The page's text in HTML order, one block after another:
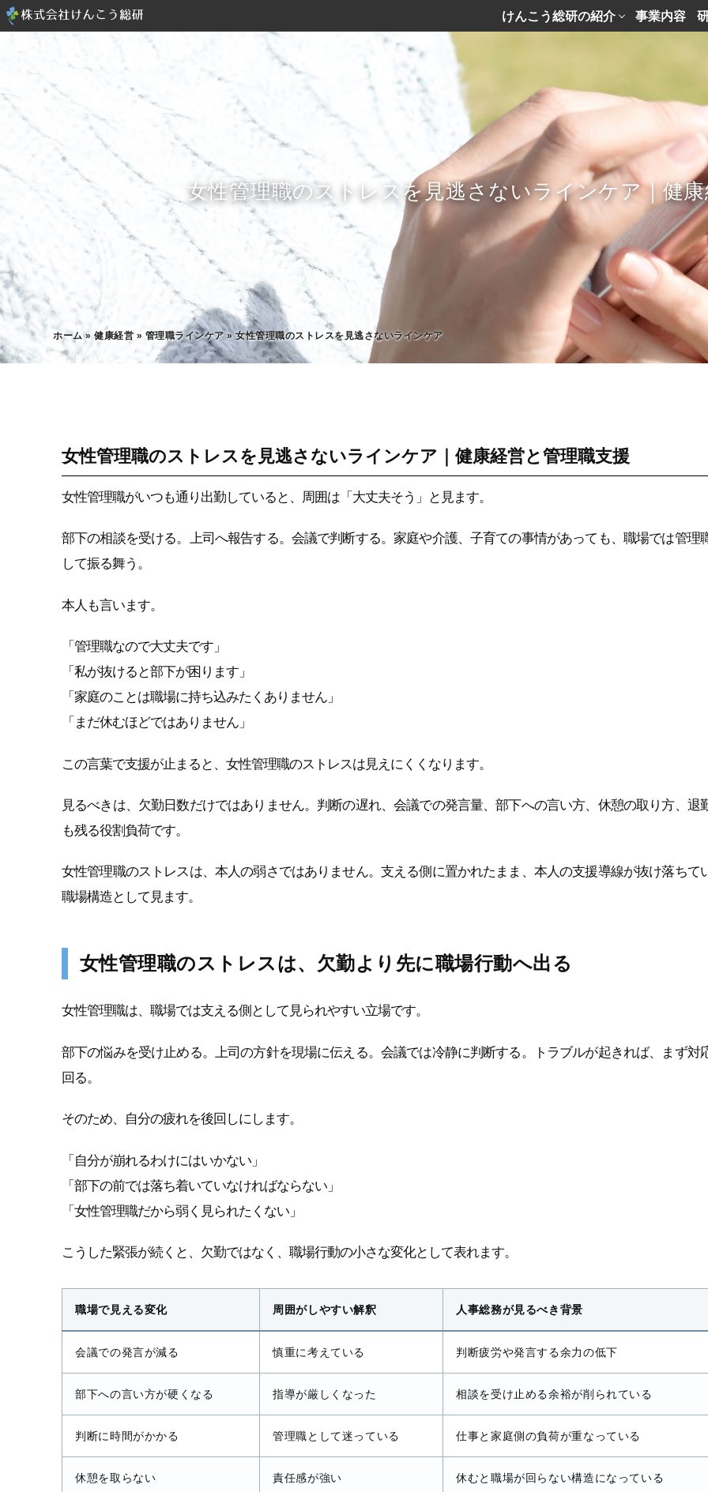
けんこう総研の紹介 事業内容
女性管理職のストレスを見逃さないラインケア｜健
ホーム»健康経営 » 管理職ラインケア »女性管理職のストレスを見逃さないラインケア
女性管理職のストレスを見逃さないラインケア｜健康経営と管理職支援
女性管理職がいつも通り出勤していると、周囲は「大丈夫そう」と見ます。
部下の相談を受ける。上司へ報告する。会議で判断する。家庭や介護、子育ての事情があっても、職場では管理
して振る舞う。
本人も言います。
「管理職なので大丈夫です」
「私が抜けると部下が困ります」
「家庭のことは職場に持ち込みたくありません」
「まだ休むほどではありません」
この言葉で支援が止まると、女性管理職のストレスは見えにくくなります。
見るべきは、欠勤日数だけではありません。判断の遅れ、会議での発言量、部下への言い方、休憩の取り方、退
も残る役割負荷です。
女性管理職のストレスは、本人の弱さではありません。支える側に置かれたまま、本人の支援導線が抜け落ちて
職場構造として見ます。
女性管理職のストレスは、欠勤より先に職場行動へ出る
女性管理職は、職場では支える側として見られやすい立場です。
部下の悩みを受け止める。上司の方針を現場に伝える。会議では冷静に判断する。トラブルが起きれば、まず対
回る。
そのため、自分の疲れを後回しにします。
「自分が崩れるわけにはいかない」
「部下の前では落ち着いていなければならない」
「女性管理職だから弱く見られたくない」
こうした緊張が続くと、欠勤ではなく、職場行動の小さな変化として表れます。
職場で見える変化 周囲がしやすい解釈 人事総務が見るべき背景
会議での発言が減る 慎重に考えている 判断疲労や発言する余力の低下
部下への言い方が硬くなる 指導が厳しくなった 相談を受け止める余裕が削られている
判断に時間がかかる 管理職として迷っている 仕事と家庭側の負荷が重なっている
休憩を取らない 責任感が強い 休むと職場が回らない構造になっている